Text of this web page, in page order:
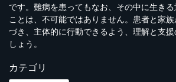
です。難病を患ってもなお、その中に生き
ことは、不可能ではありません。患者と家
づき、主体的に行動できるよう、理解と支
しょう。
カテゴリ